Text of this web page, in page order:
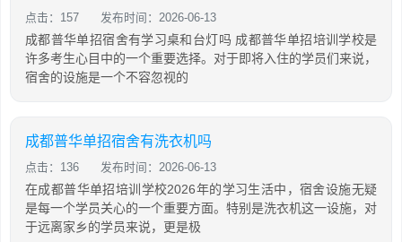
点击：157 发布时间：2026-06-13
成都普华单招宿舍有学习桌和台灯吗 成都普华单招培训学校是
许多考生心目中的一个重要选择。对于即将入住的学员们来说，
宿舍的设施是一个不容忽视的
成都普华单招宿舍有洗衣机吗
点击：136 发布时间：2026-06-13
在成都普华单招培训学校2026年的学习生活中，宿舍设施无疑
是每一个学员关心的一个重要方面。特别是洗衣机这一设施，对
于远离家乡的学员来说，更是极